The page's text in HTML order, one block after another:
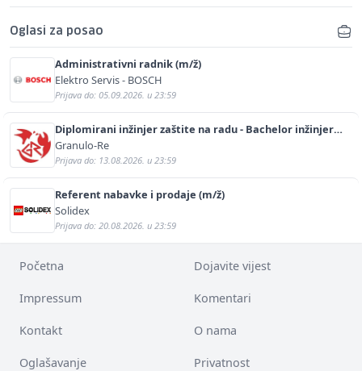
Oglasi za posao
Administrativni radnik (m/ž)
Elektro Servis - BOSCH
Prijava do: 05.09.2026. u 23:59
Diplomirani inžinjer zaštite na radu - Bachelor inžinjer
sigurnosti i pomoći (m/ž)
Granulo-Re
Prijava do: 13.08.2026. u 23:59
Referent nabavke i prodaje (m/ž)
Solidex
Prijava do: 20.08.2026. u 23:59
Početna Dojavite vijest
Impressum Komentari
Kontakt O nama
Oglašavanje Privatnost